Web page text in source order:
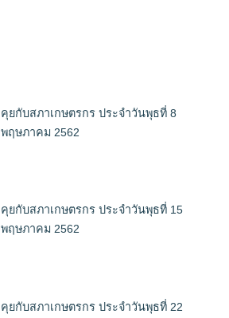
คุยกับสภาเกษตรกร ประจำวันพุธที่ 8
พฤษภาคม 2562
คุยกับสภาเกษตรกร ประจำวันพุธที่ 15
พฤษภาคม 2562
คุยกับสภาเกษตรกร ประจำวันพุธที่ 22